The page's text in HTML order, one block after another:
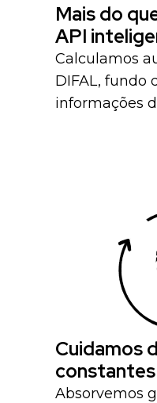
Mais do
API
Calculamos
DIFAL, fundo
informações
Cuidamos
constantes
Absorvemos